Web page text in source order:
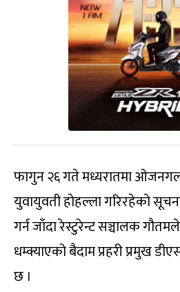
फागुन २६ गते मध्यरातमा
युवायुवती होहल्ला गरिरहेको
गर्न जाँदा रेस्टुरेन्ट सञ्चालक गौतमले
धम्क्याएको बैदाम प्रहरी प्रमुख
छ ।